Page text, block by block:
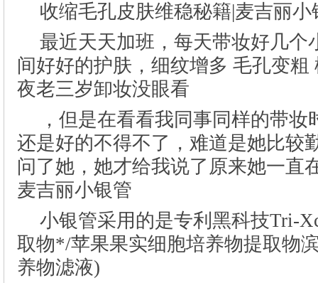
收缩毛孔皮肤维稳秘籍|麦吉丽小
最近天天加班，每天带妆好几个
，但是在看看我同事同样的带
小银管采用的是专利黑科技Tri-